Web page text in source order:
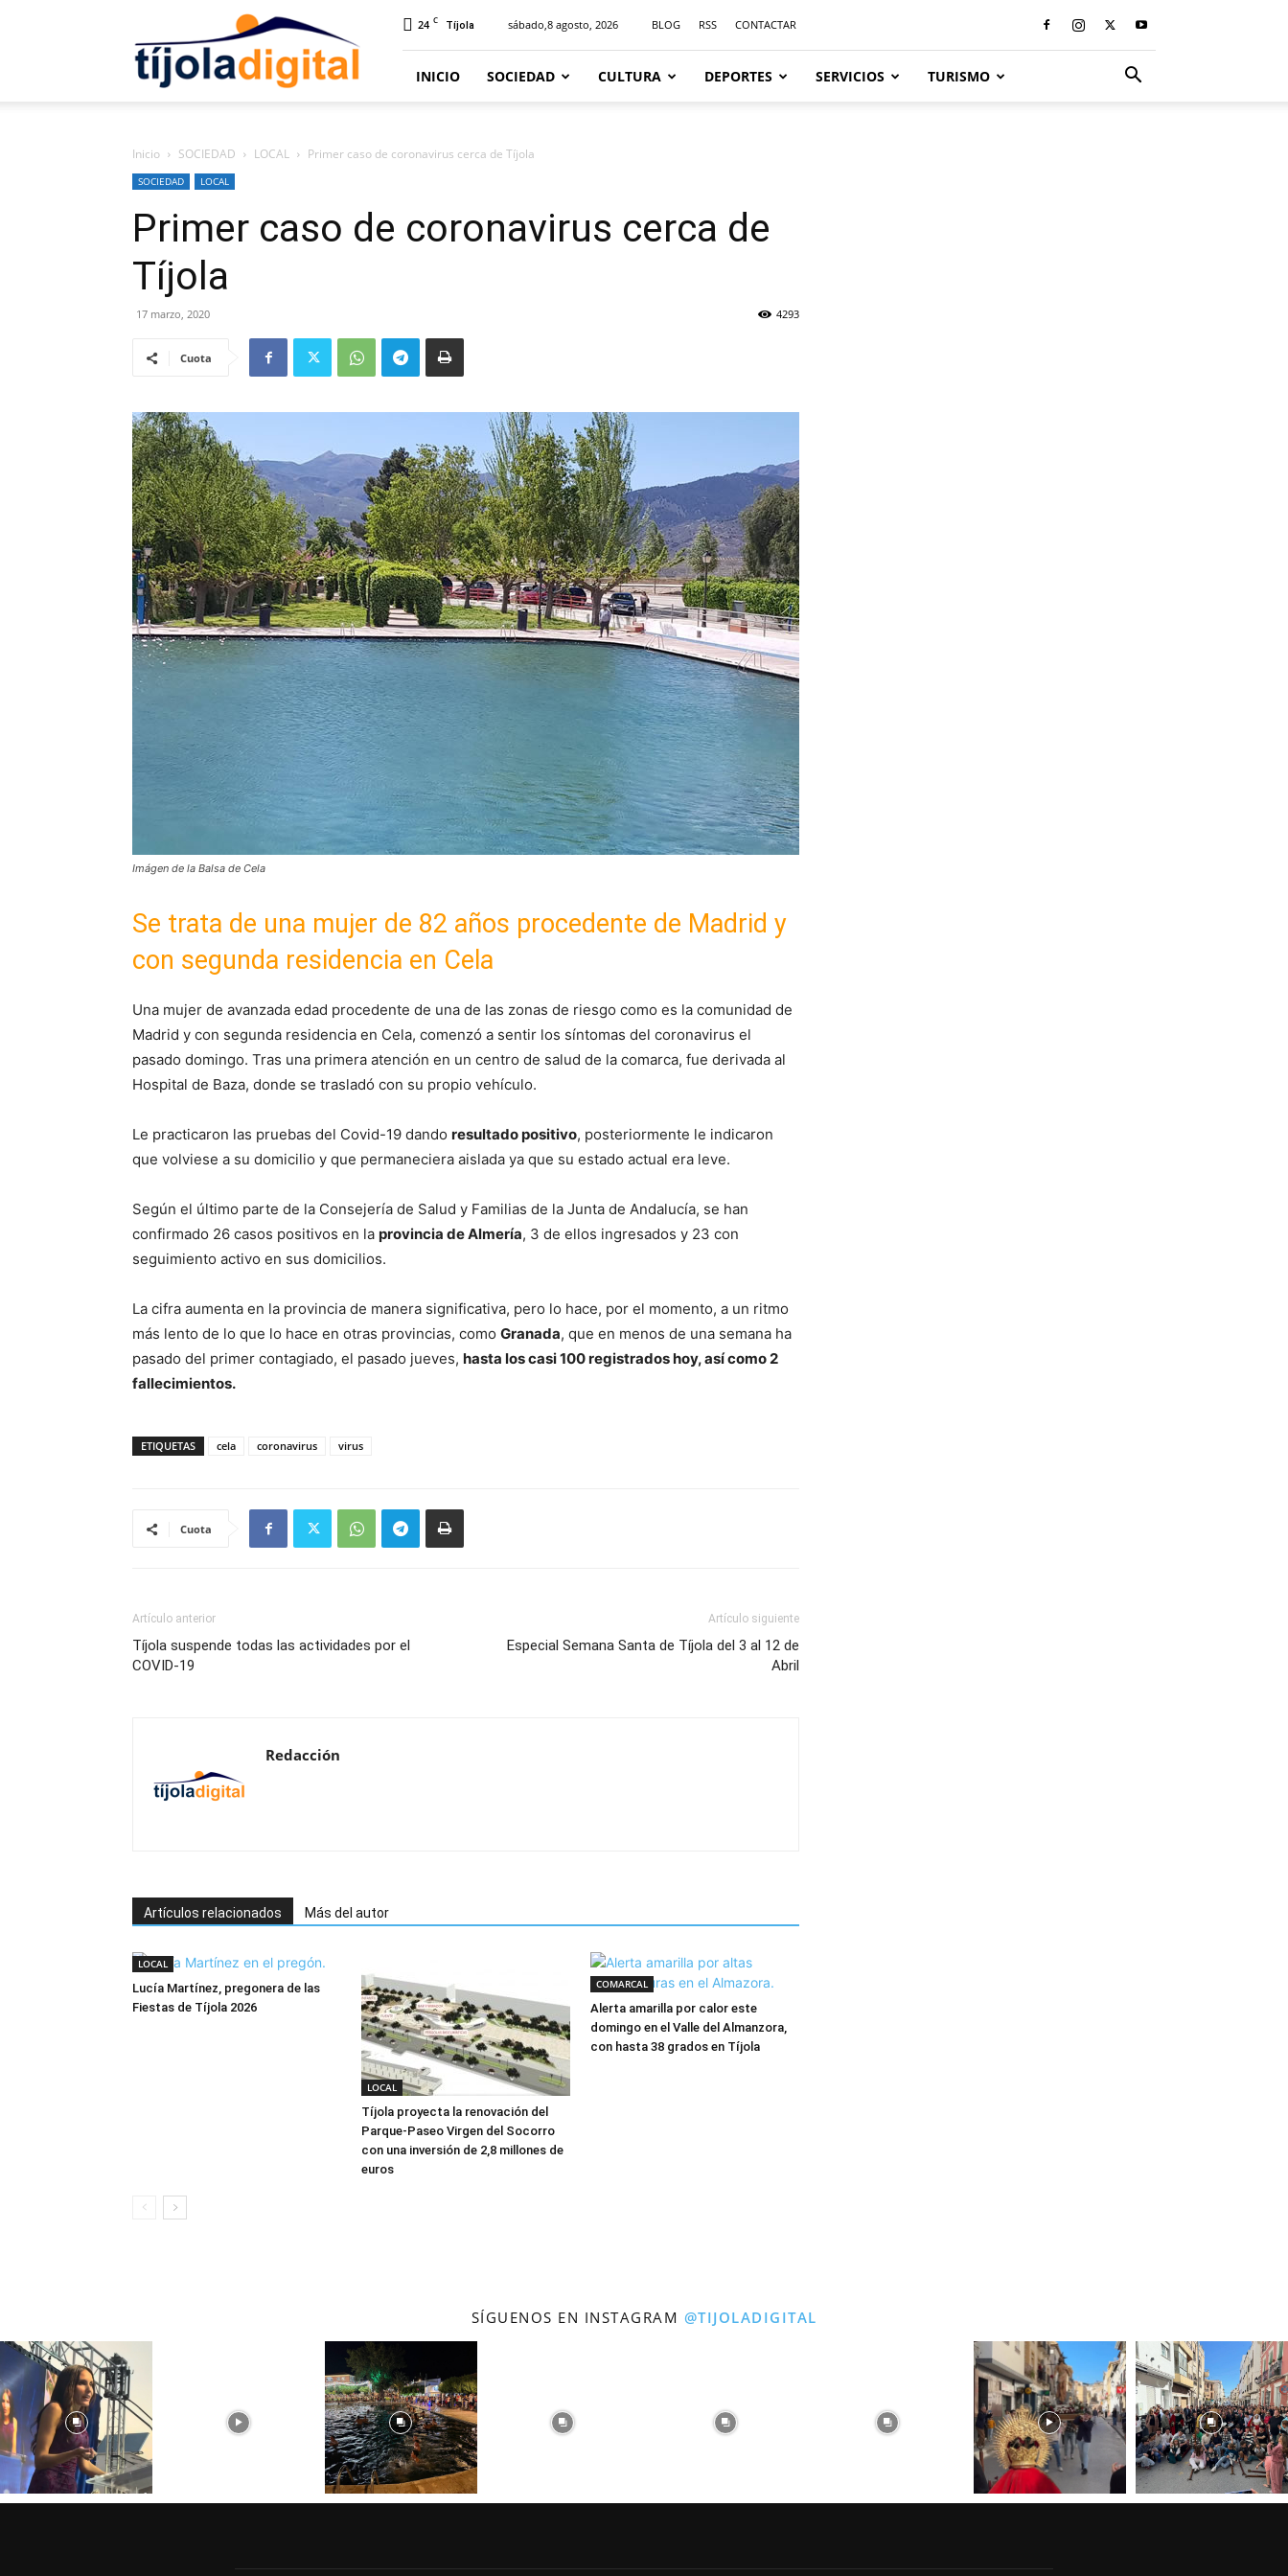
24 C Tíjola sábado,8 agosto, 2026 BLOG RSS CONTACTAR
INICIO SOCIEDAD CULTURA DEPORTES SERVICIOS TURISMO
Inicio SOCIEDAD LOCAL Primer caso de coronavirus cerca de Tíjola
SOCIEDAD LOCAL
Primer caso de coronavirus cerca de
Tíjola
17 marzo, 2020 4293
Cuota
Imágen de la Balsa de Cela
Se trata de una mujer de 82 años procedente de Madrid y
con segunda residencia en Cela
Una mujer de avanzada edad procedente de una de las zonas de riesgo como es la comunidad de
Madrid y con segunda residencia en Cela, comenzó a sentir los síntomas del coronavirus el
pasado domingo. Tras una primera atención en un centro de salud de la comarca, fue derivada al
Hospital de Baza, donde se trasladó con su propio vehículo.
Le practicaron las pruebas del Covid-19 dando resultado positivo, posteriormente le indicaron
que volviese a su domicilio y que permaneciera aislada ya que su estado actual era leve.
Según el último parte de la Consejería de Salud y Familias de la Junta de Andalucía, se han
confirmado 26 casos positivos en la provincia de Almería, 3 de ellos ingresados y 23 con
seguimiento activo en sus domicilios.
La cifra aumenta en la provincia de manera significativa, pero lo hace, por el momento, a un ritmo
más lento de lo que lo hace en otras provincias, como Granada, que en menos de una semana ha
pasado del primer contagiado, el pasado jueves, hasta los casi 100 registrados hoy, así como 2
fallecimientos.
ETIQUETAS cela coronavirus virus
Cuota
Artículo anterior
Tíjola suspende todas las actividades por el
COVID-19
Artículo siguiente
Especial Semana Santa de Tíjola del 3 al 12 de
Abril
Redacción
Artículos relacionados Más del autor
LOCAL
Lucía Martínez, pregonera de las
Fiestas de Tíjola 2026
LOCAL
Tíjola proyecta la renovación del
Parque-Paseo Virgen del Socorro
con una inversión de 2,8 millones de
euros
COMARCAL
Alerta amarilla por calor este
domingo en el Valle del Almanzora,
con hasta 38 grados en Tíjola
SÍGUENOS EN INSTAGRAM @TIJOLADIGITAL